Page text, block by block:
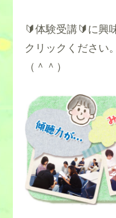
🔰体験受講🔰に興
クリックください
（＾＾）